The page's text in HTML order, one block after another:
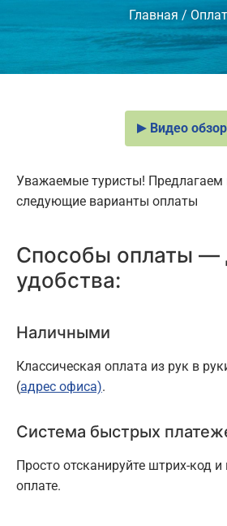
Главная /
Видео обзор
Уважаемые туристы!
следующие варианты оплаты
Способы оплаты —
удобства:
Наличными
Классическая оплата из рук в
(адрес офиса).
Система быстрых
Просто отсканируйте штрих-код
оплате.